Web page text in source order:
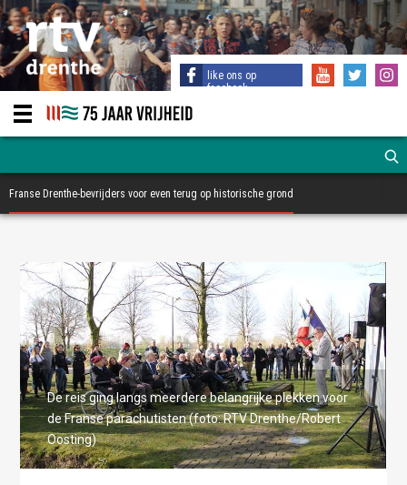
like ons op
facebook
Franse Drenthe-bevrijders voor even terug op historische grond
De reis ging langs meerdere belangrijke plekken voor
de Franse parachutisten (foto: RTV Drenthe/Robert
Oosting)